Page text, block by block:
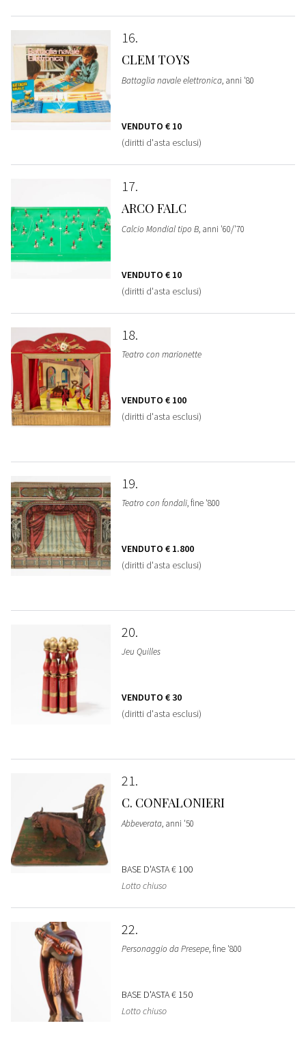
16
CLEM TOYS
Battaglia navale elettronica, anni '80
VENDUTO € 10
(diritti d'asta esclusi)
17
ARCO FALC
Calcio Mondial tipo B, anni '60/'70
VENDUTO € 10
(diritti d'asta esclusi)
18
Teatro con marionette
VENDUTO € 100
(diritti d'asta esclusi)
19
Teatro con fondali, fine '800
VENDUTO € 1.800
(diritti d'asta esclusi)
20
Jeu Quilles
VENDUTO € 30
(diritti d'asta esclusi)
21
C. CONFALONIERI
Abbeverata, anni '50
BASE D'ASTA€ 100
Lotto chiuso
22
Personaggio da Presepe, fine '800
BASE D'ASTA€ 150
Lotto chiuso